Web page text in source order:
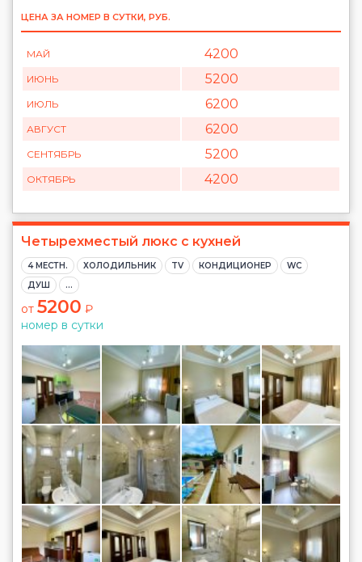
ЦЕНА ЗА НОМЕР В СУТКИ, РУБ.
МАЙ 4200
ИЮНЬ 5200
ИЮЛЬ 6200
АВГУСТ 6200
СЕНТЯБРЬ 5200
ОКТЯБРЬ 4200
Четырехместый люкс с кухней
4 МЕСТН. ХОЛОДИЛЬНИК TV КОНДИЦИОНЕР
WC
ДУШ
...
от 5200 ₽
номер в сутки